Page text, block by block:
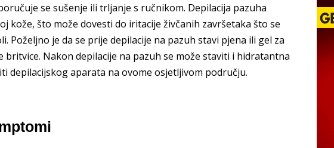
se sušenje ili trljanje s ručnikom. Depilacija pazuha
kože, što može dovesti do iritacije živčanih završetaka što se
Poželjno je da se prije depilacije na pazuh stavi pjena ili gel za
Nakon depilacije na pazuh se može staviti i hidratantna
depilacijskog aparata na ovome osjetljivom području.